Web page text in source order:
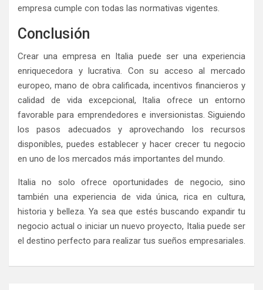
empresa cumple con todas las normativas vigentes.
Conclusión
Crear una empresa en Italia puede ser una experiencia
enriquecedora y lucrativa. Con su acceso al mercado
europeo, mano de obra calificada, incentivos financieros y
calidad de vida excepcional, Italia ofrece un entorno
favorable para emprendedores e inversionistas. Siguiendo
los pasos adecuados y aprovechando los recursos
disponibles, puedes establecer y hacer crecer tu negocio
en uno de los mercados más importantes del mundo.
Italia no solo ofrece oportunidades de negocio, sino
también una experiencia de vida única, rica en cultura,
historia y belleza. Ya sea que estés buscando expandir tu
negocio actual o iniciar un nuevo proyecto, Italia puede ser
el destino perfecto para realizar tus sueños empresariales.